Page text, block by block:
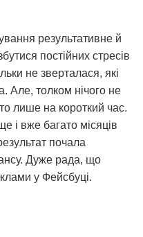
результативне й
постійних стресів
не зверталася, які
Але, толком нічого не
лише на короткий час.
і вже багато місяців
почала
Дуже рада, що
у Фейсбуці.